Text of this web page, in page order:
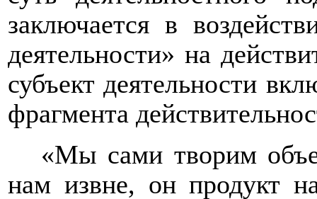
заключается в
деятельности» на
субъект деятельности
фрагмента
«Мы сами творим
нам извне, он продукт